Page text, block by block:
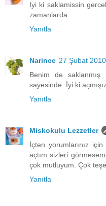
Iyi ki saklamissin
zamanlarda.
Yanıtla
Narince 27 Şubat
Benim de saklanmış
sayesinde. İyi ki
Yanıtla
Miskokulu Lezzetler
İçten yorumlarınız
açtım sizleri
çok mutluyum. Çok
Yanıtla